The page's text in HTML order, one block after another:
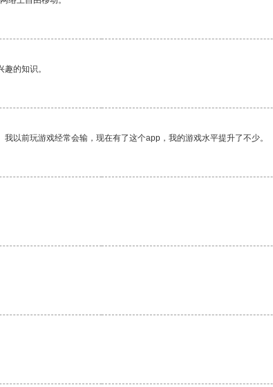
的知识。
以前玩游戏经常会输，现在有了这个app，我的游戏水平提升了不少。